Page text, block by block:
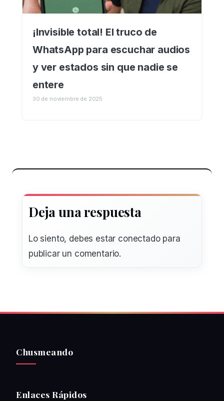
¡Invisible total! El truco de
WhatsApp para escuchar audios
y ver estados sin que nadie se
entere
30 de noviembre de 2025
Deja una respuesta
Lo siento, debes estar conectadopara
publicar un comentario.
Chusmeando
Enlaces Rápidos